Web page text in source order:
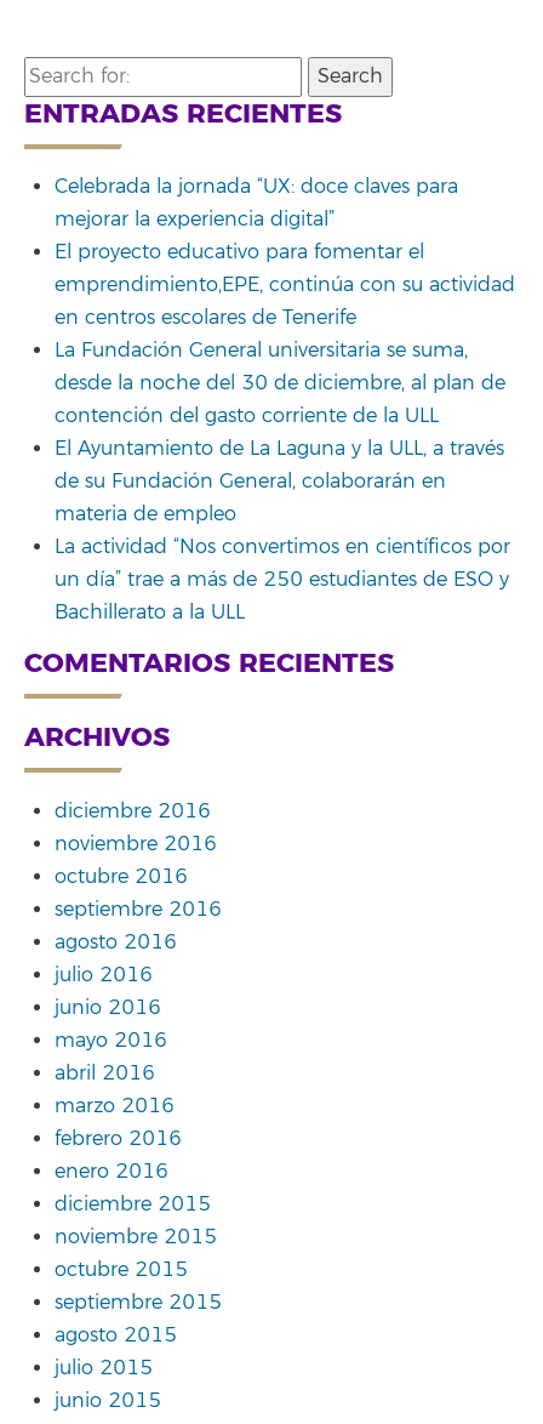
Search
for:
ENTRADAS RECIENTES
Celebrada la jornada “UX: doce claves para
mejorar la experiencia digital”
El proyecto educativo para fomentar el
emprendimiento,EPE, continúa con su actividad
en centros escolares de Tenerife
La Fundación General universitaria se suma,
desde la noche del 30 de diciembre, al plan de
contención del gasto corriente de la ULL
El Ayuntamiento de La Laguna y la ULL, a través
de su Fundación General, colaborarán en
materia de empleo
La actividad “Nos convertimos en científicos por
un día” trae a más de 250 estudiantes de ESO y
Bachillerato a la ULL
COMENTARIOS RECIENTES
ARCHIVOS
diciembre 2016
noviembre 2016
octubre 2016
septiembre 2016
agosto 2016
julio 2016
junio 2016
mayo 2016
abril 2016
marzo 2016
febrero 2016
enero 2016
diciembre 2015
noviembre 2015
octubre 2015
septiembre 2015
agosto 2015
julio 2015
junio 2015